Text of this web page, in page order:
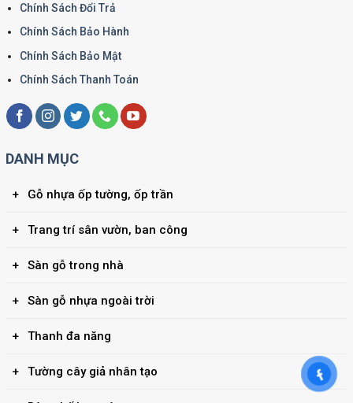
Chính Sách Đổi Trả
Chính Sách Bảo Hành
Chính Sách Bảo Mật
Chính Sách Thanh Toán
DANH MỤC
Gỗ nhựa ốp tường, ốp trần
Trang trí sân vườn, ban công
Sàn gỗ trong nhà
Sàn gỗ nhựa ngoài trời
Thanh đa năng
Tường cây giả nhân tạo